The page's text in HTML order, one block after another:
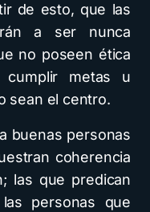
de esto, que las
a ser nunca
no poseen ética
metas u
sean el centro.
buenas personas
coherencia
las que predican
personas que